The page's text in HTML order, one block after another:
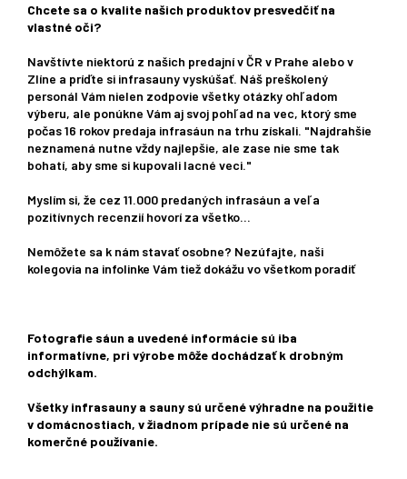
Chcete sa o kvalite našich produktov presvedčiť na
vlastné oči?
Navštívte niektorú z našich predajní v ČR v Prahe alebo v
Zlíne a príďte si infrasauny vyskúšať. Náš preškolený
personál Vám nielen zodpovie všetky otázky ohľadom
výberu, ale ponúkne Vám aj svoj pohľad na vec, ktorý sme
počas 16 rokov predaja infrasáun na trhu získali. "Najdrahšie
neznamená nutne vždy najlepšie, ale zase nie sme tak
bohatí, aby sme si kupovali lacné veci."
Myslím si, že cez 11.000 predaných infrasáun a veľa
pozitívnych recenzií hovorí za všetko...
Nemôžete sa k nám stavať osobne? Nezúfajte, naši
kolegovia na infolinke Vám tiež dokážu vo všetkom poradiť
Fotografie sáun a uvedené informácie sú iba
informatívne, pri výrobe môže dochádzať k drobným
odchýlkam.
Všetky infrasauny a sauny sú určené výhradne na použitie
v domácnostiach, v žiadnom prípade nie sú určené na
komerčné používanie.